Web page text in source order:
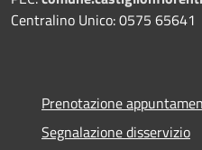
Centralino Unico: 0575 65641
Prenotazione
Segnalazione disservizio